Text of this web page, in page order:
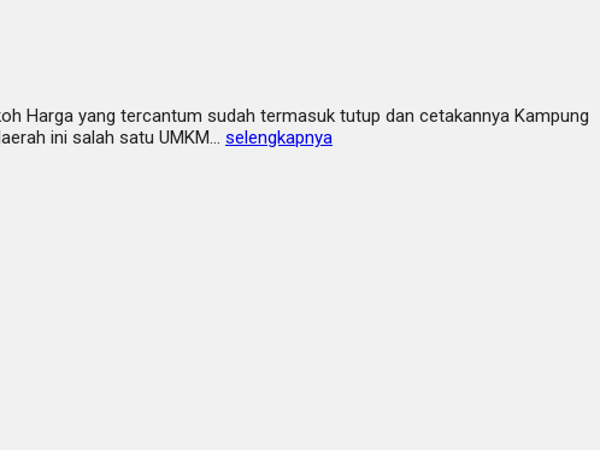
Harga yang tercantum sudah termasuk tutup dan cetakannya Kampung
ini salah satu UMKM… selengkapnya